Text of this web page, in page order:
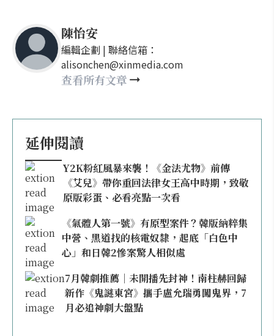
陳怡安
編輯企劃 | 聯絡信箱：
alisonchen@xinmedia.com
查看所有文章
延伸閱讀
Y2K粉紅風暴來襲！《金法尤物》前傳
《艾兒》帶你重回法律女王高中時期，致敬
原版彩蛋、必看亮點一次看
《氣體人第一號》有原型案件？韓版納粹集
中營、黑道找的核電奴隸，起底「白色中
心」和日韓2慘案驚人相似處
7月韓劇推薦｜未開播先封神！南柱赫回歸
新作《鬼謎東宮》攜手盧允瑞勇闖鬼界，7
月必追神劇大盤點